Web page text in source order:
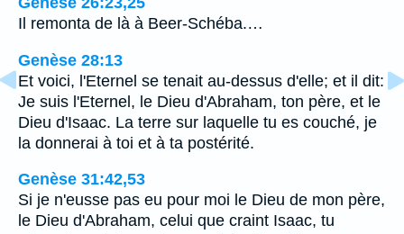
Il remonta de là à Beer-Schéba.…
Genèse 28:13
Et voici, l'Eternel se tenait au-dessus d'elle; et il dit:
Je suis l'Eternel, le Dieu d'Abraham, ton père, et le
Dieu d'Isaac. La terre sur laquelle tu es couché, je
la donnerai à toi et à ta postérité.
Genèse 31:42,53
Si je n'eusse pas eu pour moi le Dieu de mon père,
le Dieu d'Abraham, celui que craint Isaac, tu